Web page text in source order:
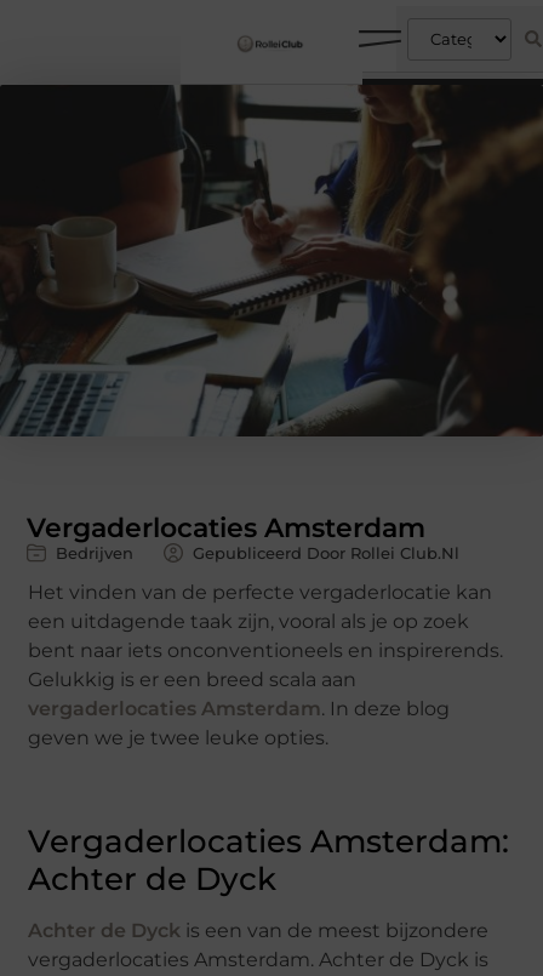
Vergaderlocaties Amsterdam
Bedrijven Gepubliceerd Door Rollei Club.nl
Het vinden van de perfecte vergaderlocatie kan
een uitdagende taak zijn, vooral als je op zoek
bent naar iets onconventioneels en inspirerends.
Gelukkig is er een breed scala aan
vergaderlocaties Amsterdam. In deze blog
geven we je twee leuke opties.
Vergaderlocaties Amsterdam:
Achter de Dyck
Achter de Dyck is een van de meest bijzondere
vergaderlocaties Amsterdam. Achter de Dyck is